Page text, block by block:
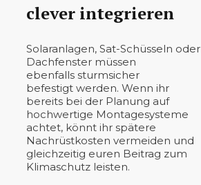
clever integrieren
Solaranlagen, Sat-Schüsseln oder
Dachfenster müssen
ebenfalls sturmsicher
befestigt werden. Wenn ihr
bereits bei der Planung auf
hochwertige Montagesysteme
achtet, könnt ihr spätere
Nachrüstkosten vermeiden und
gleichzeitig euren Beitrag zum
Klimaschutz leisten.